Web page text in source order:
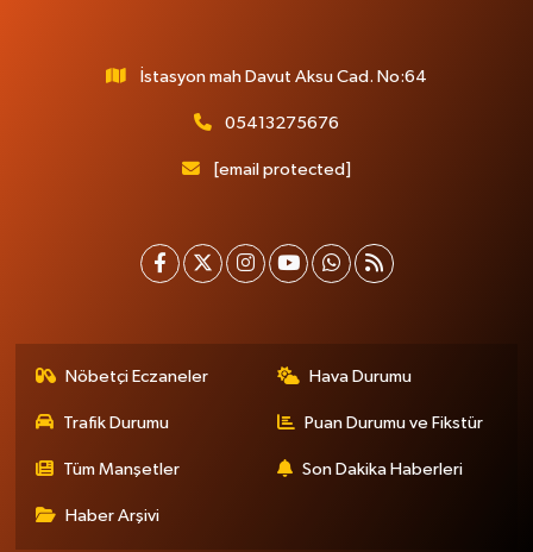
İstasyon mah Davut Aksu Cad. No:64
05413275676
[email protected]
Nöbetçi Eczaneler Hava Durumu
Trafik Durumu Puan Durumu ve Fikstür
Tüm Manşetler Son Dakika Haberleri
Haber Arşivi